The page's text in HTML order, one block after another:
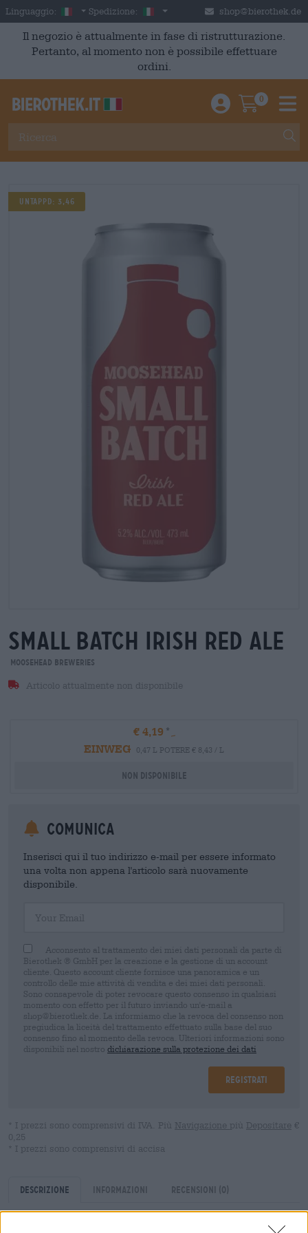
Skip to main content
Linguaggio: Italian
Spedizione: Italia shop@bierothek.de
Il negozio è attualmente in fase di ristrutturazione.
Pertanto, al momento non è possibile effettuare
ordini.
Einloggen /
0
Untappd: 3,46
small batch irish red ale
Moosehead Breweries
Articolo attualmente non disponibile
€ 4,19
EINWEG
0,47 L POTERE € 8,43 / L
Non disponibile
Comunica
Inserisci qui il tuo indirizzo e-mail per essere informato
una volta non appena l'articolo sarà nuovamente
disponibile.
Acconsento al trattamento dei miei dati personali da parte di
Bierothek ® GmbH per la creazione e la gestione di un account
cliente. Questo account cliente fornisce una panoramica e un
controllo delle mie attività di vendita e dei miei dati personali.
Sono consapevole di poter revocare questo consenso in qualsiasi
momento con effetto per il futuro inviando un'e-mail a
shop@bierothek.de. La informiamo che la revoca del consenso non
pregiudica la liceità del trattamento effettuato sulla base del suo
consenso fino al momento della revoca. Ulteriori informazioni sono
disponibili nel nostro dichiarazione sulla protezione dei dati
Registrati
* I prezzi sono comprensivi di IVA. Più Navigazione più Depositare €
0,25
* I prezzi sono comprensivi di accisa
Descrizione Informazioni Recensioni (0)